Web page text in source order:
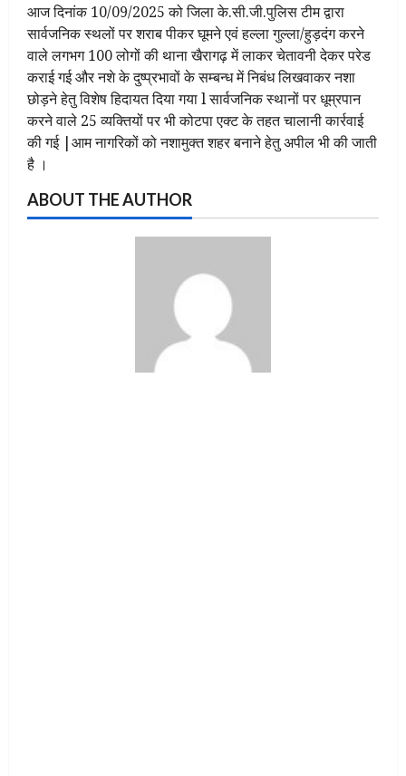
आज दिनांक 10/09/2025 को जिला के.सी.जी.पुलिस टीम द्वारा
सार्वजनिक स्थलों पर शराब पीकर घूमने एवं हल्ला गुल्ला/हुड़दंग करने
वाले लगभग 100 लोगों की थाना खैरागढ़ में लाकर चेतावनी देकर परेड
कराई गई और नशे के दुष्प्रभावों के सम्बन्ध में निबंध लिखवाकर नशा
छोड़ने हेतु विशेष हिदायत दिया गया l सार्वजनिक स्थानों पर धूम्रपान
करने वाले 25 व्यक्तियों पर भी कोटपा एक्ट के तहत चालानी कार्रवाई
की गई |आम नागरिकों को नशामुक्त शहर बनाने हेतु अपील भी की जाती
है ।
ABOUT THE AUTHOR